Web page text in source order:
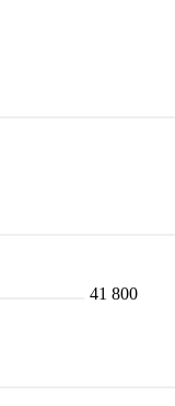
41 800